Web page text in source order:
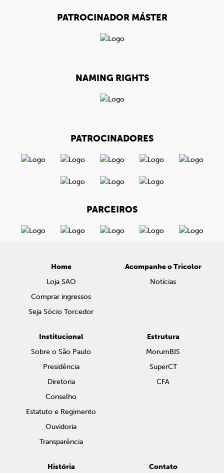
PATROCINADOR MÁSTER
NAMING RIGHTS
PATROCINADORES
PARCEIROS
Home
Loja SAO
Comprar ingressos
Seja Sócio Torcedor
Acompanhe o Tricolor
Notícias
Institucional
Sobre o São Paulo
Presidência
Diretoria
Conselho
Estatuto e Regimento
Ouvidoria
Transparência
Estrutura
MorumBIS
SuperCT
CFA
História Contato